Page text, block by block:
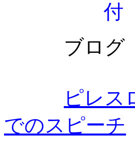
付
ブログ
ピレ
でのスピーチ